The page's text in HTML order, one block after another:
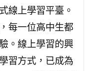
線上學習平臺。
每一位高中生都
。線上學習的興
習方式，已成為